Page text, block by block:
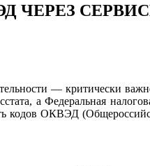
ЧЕРЕЗ
— критически
а Федеральная
кодов ОКВЭД